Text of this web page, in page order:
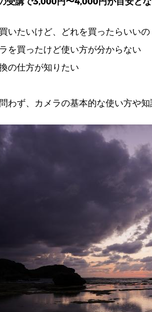
いたいけど、どれを買ったらいいの
を買ったけど使い方が分からない
の仕方が知りたい
わず、カメラの基本的な使い方や知